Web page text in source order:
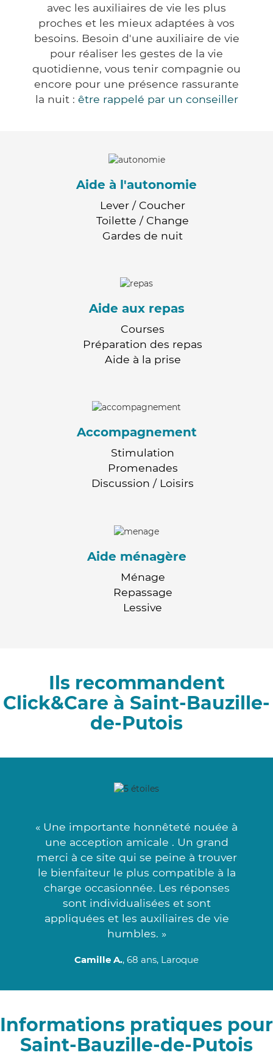
avec les auxiliaires de vie les plus
proches et les mieux adaptées à vos
besoins. Besoin d'une auxiliaire de vie
pour réaliser les gestes de la vie
quotidienne, vous tenir compagnie ou
encore pour une présence rassurante
la nuit : être rappelé par un conseiller
Aide à l'autonomie
Lever / Coucher
Toilette / Change
Gardes de nuit
Aide aux repas
Courses
Préparation des repas
Aide à la prise
Accompagnement
Stimulation
Promenades
Discussion / Loisirs
Aide ménagère
Ménage
Repassage
Lessive
Ils recommandent
Click&Care à Saint-Bauzille-
de-Putois
« Une importante honnêteté nouée à
une acception amicale . Un grand
merci à ce site qui se peine à trouver
le bienfaiteur le plus compatible à la
charge occasionnée. Les réponses
sont individualisées et sont
appliquées et les auxiliaires de vie
humbles. »
Camille A., 68 ans, Laroque
Informations pratiques pour
Saint-Bauzille-de-Putois